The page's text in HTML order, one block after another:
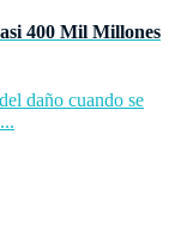
400 Mil Millones
daño cuando se